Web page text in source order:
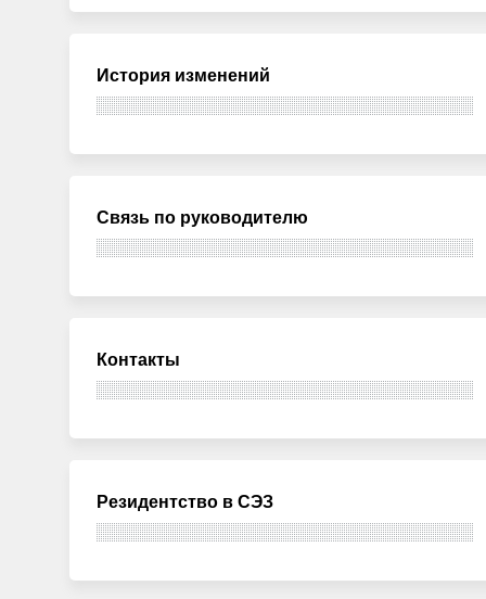
История изменений
Связь по руководителю
Контакты
Резидентство в СЭЗ